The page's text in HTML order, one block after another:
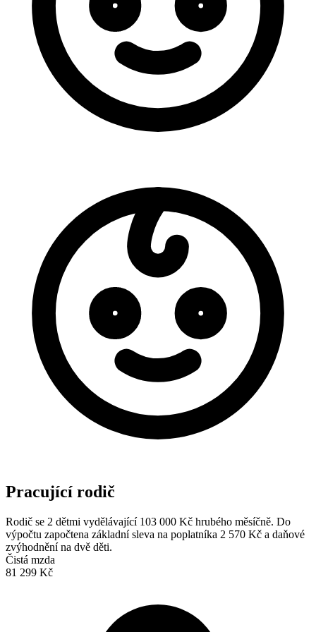
Pracující rodič
Rodič se 2 dětmi vydělávající 103 000 Kč hrubého měsíčně. Do
výpočtu započtena základní sleva na poplatníka 2 570 Kč a daňové
zvýhodnění na dvě děti.
Čistá mzda
81 299 Kč